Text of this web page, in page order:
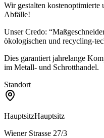
Wir gestalten
Abfälle!
Unser Credo:
ökologischen und recycling-
Dies garantiert jahrelange
im Metall- und Schrotthandel.
Standort
HauptsitzHauptsitz
Wiener Strasse 27/3